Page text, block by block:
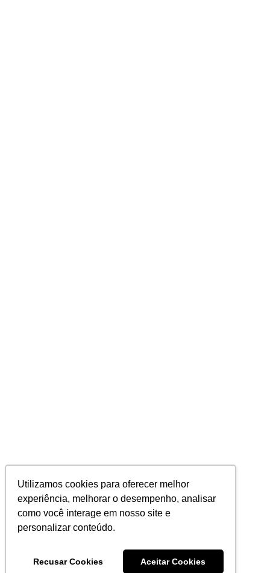
Utilizamos cookies para oferecer melhor
experiência, melhorar o desempenho, analisar
como você interage em nosso site e
personalizar conteúdo.
Recusar Cookies Aceitar Cookies